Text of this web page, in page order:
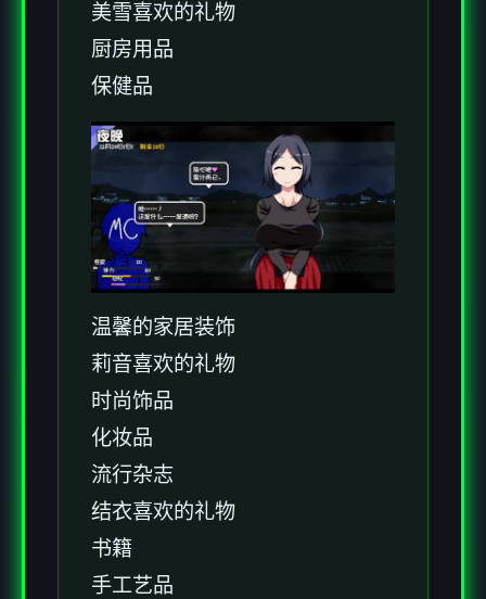
美雪喜欢的礼物
厨房用品
保健品
温馨的家居装饰
莉音喜欢的礼物
时尚饰品
化妆品
流行杂志
结衣喜欢的礼物
书籍
手工艺品